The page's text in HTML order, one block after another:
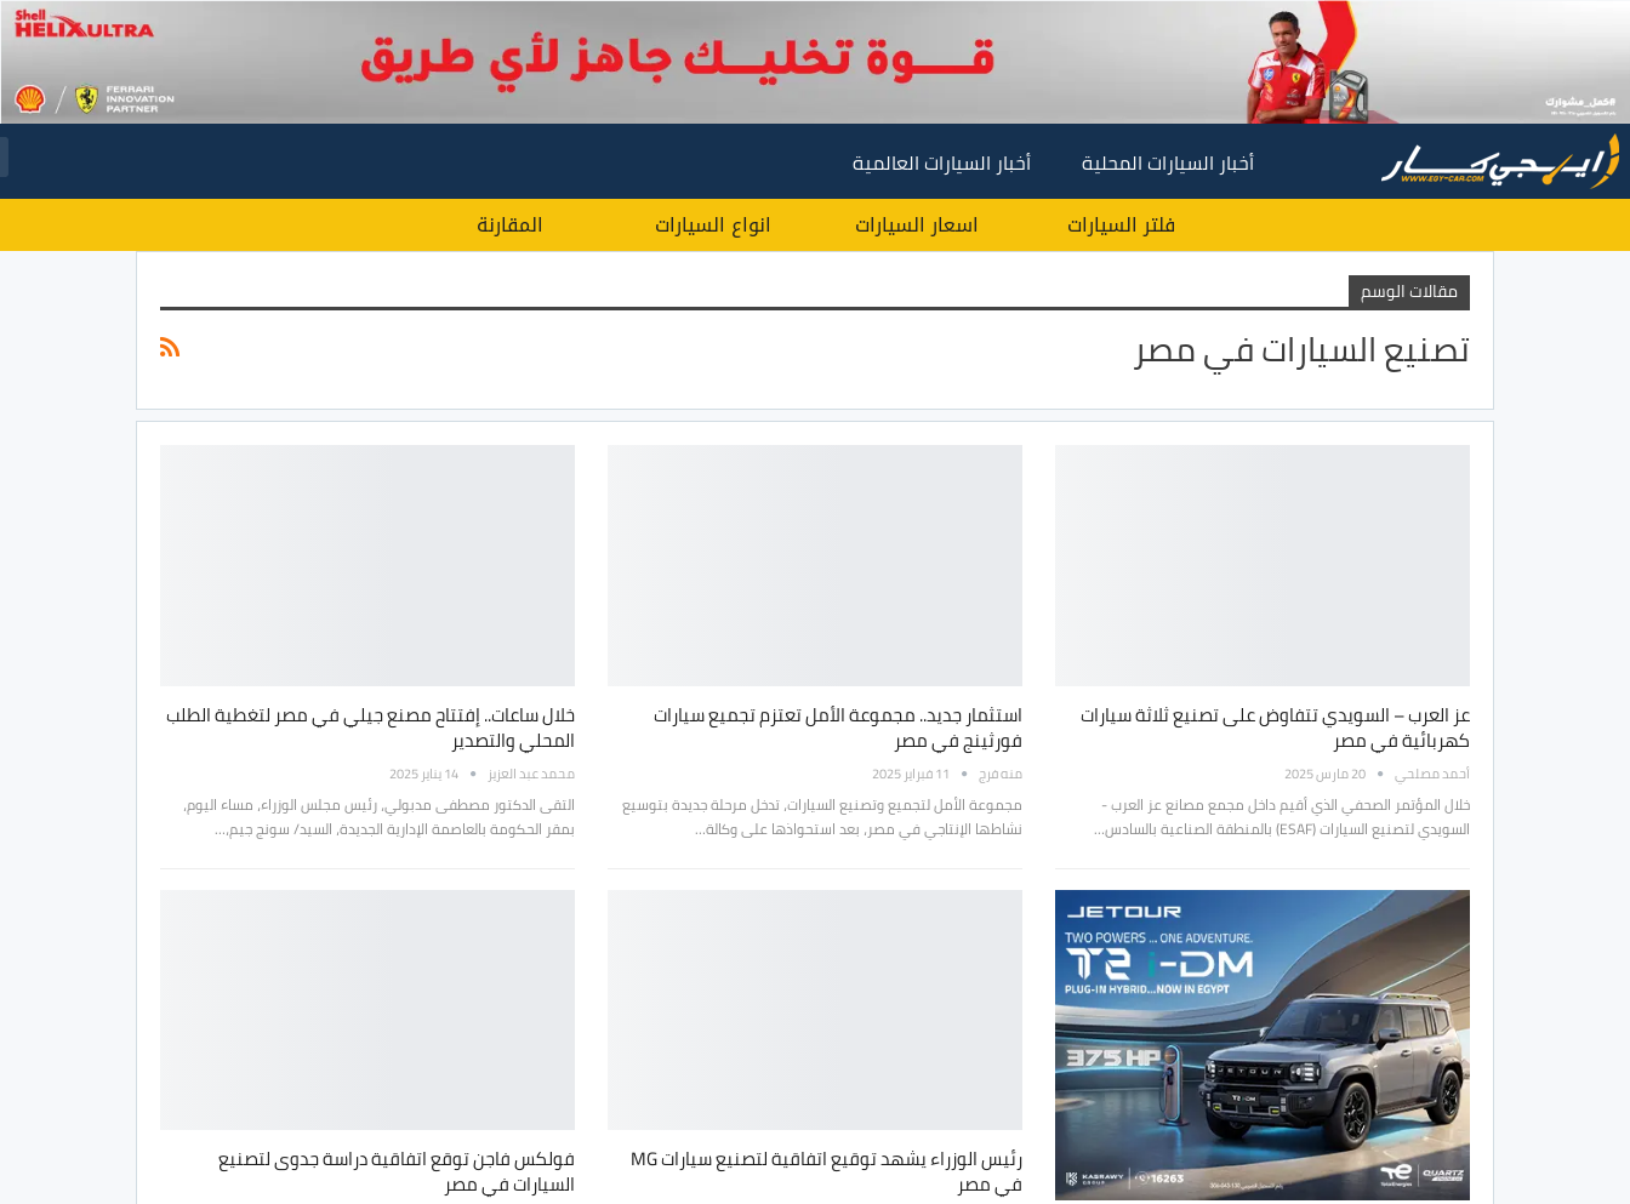
أخبار السيارات المحلية أخبار السيارات العالمية
فلتر السيارات اسعار السيارات انواع السيارات المقارنة
مقالات الوسم
تصنيع السيارات في مصر
عز العرب – السويدي تتفاوض على تصنيع ثلاثة سيارات
كهربائية في مصر
أحمد مصلحي 20 مارس 2025
خلال المؤتمر الصحفي الذي أقيم داخل مجمع مصانع عز العرب -
السويدي لتصنيع السيارات (ESAF) بالمنطقة الصناعية بالسادس…
استثمار جديد.. مجموعة الأمل تعتزم تجميع سيارات
فورثينج في مصر
منه فرج 11 فبراير 2025
مجموعة الأمل لتجميع وتصنيع السيارات، تدخل مرحلة جديدة بتوسيع
نشاطها الإنتاجي في مصر، بعد استحواذها على وكالة…
خلال ساعات.. إفتتاح مصنع جيلي في مصر لتغطية الطلب
المحلي والتصدير
محمد عبد العزيز 14 يناير 2025
التقى الدكتور مصطفى مدبولي، رئيس مجلس الوزراء، مساء اليوم،
بمقر الحكومة بالعاصمة الإدارية الجديدة، السيد/ سونج جيم،…
رئيس الوزراء يشهد توقيع اتفاقية لتصنيع سيارات MG
في مصر
فولكس فاجن توقع اتفاقية دراسة جدوى لتصنيع
السيارات في مصر